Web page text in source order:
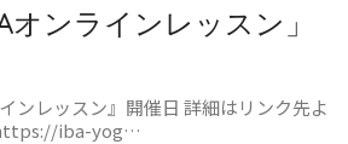
オンラインレッスン」
ンレッスン』開催日 詳細はリンク先よ
https://iba-yog…